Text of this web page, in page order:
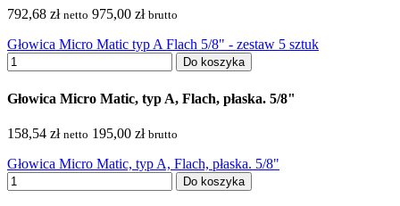
792,68 zł netto 975,00 zł brutto
Głowica Micro Matic typ A Flach 5/8" - zestaw 5 sztuk
Do koszyka
Głowica Micro Matic, typ A, Flach, płaska. 5/8"
158,54 zł netto 195,00 zł brutto
Głowica Micro Matic, typ A, Flach, płaska. 5/8"
Do koszyka